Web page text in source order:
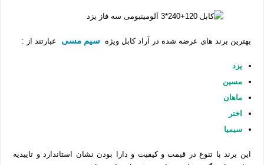
بهترین برند های عرضه شده در آراد کابل ویژه سیم مسی عبارتند از :
یزد
مسین
ماهان
اختر
سیمیا
این برند با تنوع در قیمت و کیفیت و دارا بودن نشان استاندارد و تاییدیه